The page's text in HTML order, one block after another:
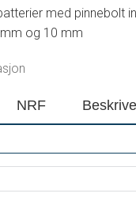
med pinnebolt
og 10 mm
NRF